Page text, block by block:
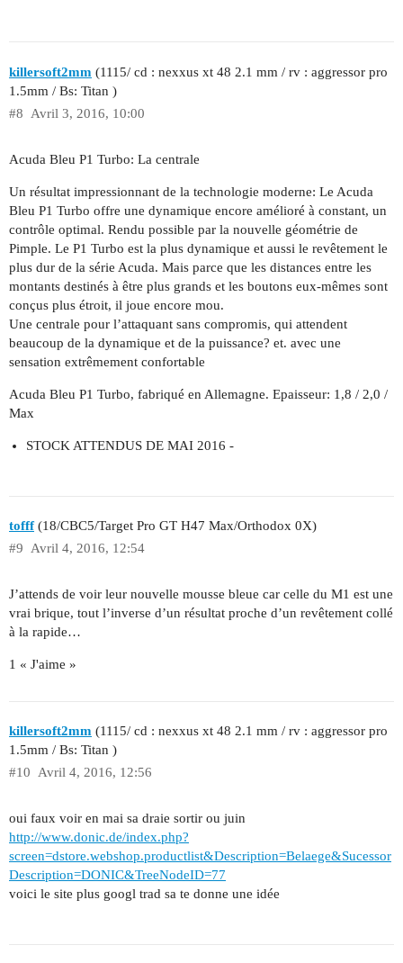
killersoft2mm (1115/ cd : nexxus xt 48 2.1 mm / rv : aggressor pro
1.5mm / Bs: Titan )
Avril 3, 2016, 10:00
#8
Acuda Bleu P1 Turbo: La centrale
Un résultat impressionnant de la technologie moderne: Le Acuda
Bleu P1 Turbo offre une dynamique encore amélioré à constant, un
contrôle optimal. Rendu possible par la nouvelle géométrie de
Pimple. Le P1 Turbo est la plus dynamique et aussi le revêtement le
plus dur de la série Acuda. Mais parce que les distances entre les
montants destinés à être plus grands et les boutons eux-mêmes sont
conçus plus étroit, il joue encore mou.
Une centrale pour l’attaquant sans compromis, qui attendent
beaucoup de la dynamique et de la puissance? et. avec une
sensation extrêmement confortable
Acuda Bleu P1 Turbo, fabriqué en Allemagne. Epaisseur: 1,8 / 2,0 /
Max
STOCK ATTENDUS DE MAI 2016 -
tofff(18/CBC5/Target Pro GT H47 Max/Orthodox 0X)
Avril 4, 2016, 12:54
#9
J’attends de voir leur nouvelle mousse bleue car celle du M1 est une
vrai brique, tout l’inverse d’un résultat proche d’un revêtement collé
à la rapide…
1 « J'aime »
killersoft2mm (1115/ cd : nexxus xt 48 2.1 mm / rv : aggressor pro
1.5mm / Bs: Titan )
Avril 4, 2016, 12:56
#10
oui faux voir en mai sa draie sortir ou juin
http://www.donic.de/index.php?
screen=dstore.webshop.productlist&Description=Belaege&Sucessor
Description=DONIC&TreeNodeID=77
voici le site plus googl trad sa te donne une idée